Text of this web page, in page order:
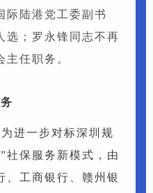
际陆港党工委副书
选；罗永锋同志不再
任职务。
进一步对标深圳规
社保服务新模式，由
、工商银行、赣州银